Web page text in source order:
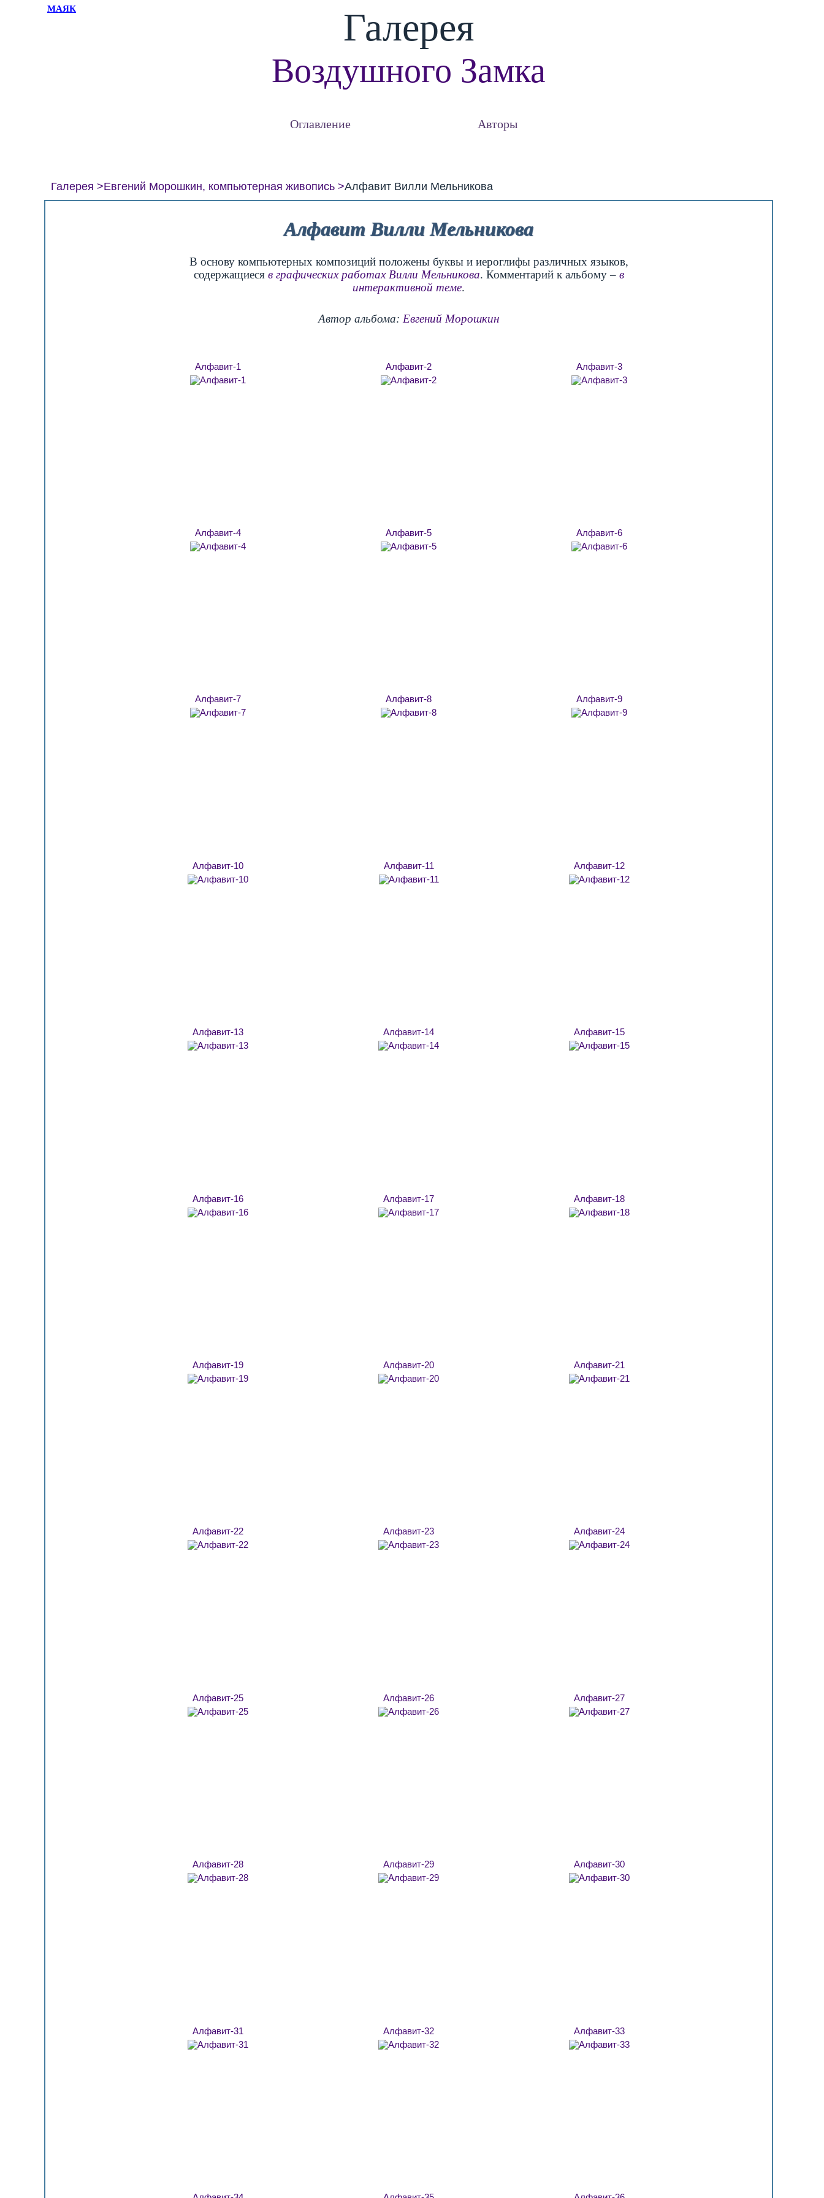
МАЯК Галерея
Воздушного Замка
Оглавление Авторы
Галерея Евгений Морошкин, компьютерная живопись Алфавит Вилли Мельникова
Алфавит Вилли Мельникова
В основу компьютерных композиций положены буквы и иероглифы различных языков,
содержащиеся в графических работах Вилли Мельникова. Комментарий к альбому – в
интерактивной теме.
Автор альбома: Евгений Морошкин
Алфавит-1 Алфавит-2 Алфавит-3
Алфавит-4 Алфавит-5 Алфавит-6
Алфавит-7 Алфавит-8 Алфавит-9
Алфавит-10 Алфавит-11 Алфавит-12
Алфавит-13 Алфавит-14 Алфавит-15
Алфавит-16 Алфавит-17 Алфавит-18
Алфавит-19 Алфавит-20 Алфавит-21
Алфавит-22 Алфавит-23 Алфавит-24
Алфавит-25 Алфавит-26 Алфавит-27
Алфавит-28 Алфавит-29 Алфавит-30
Алфавит-31 Алфавит-32 Алфавит-33